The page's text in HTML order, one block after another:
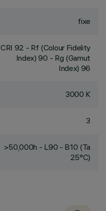
fixe
CRI 92 - Rf (Colour Fidelity
Index) 90 - Rg (Gamut
Index) 96
3000 K
3
>50,000h - L90 - B10 (Ta
25°C)